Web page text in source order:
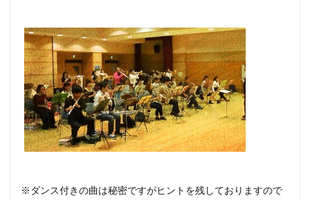
※ダンス付きの曲は秘密ですがヒントを残しておりますので